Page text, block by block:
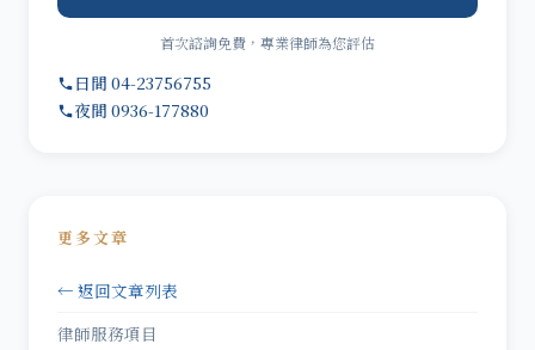
首次諮詢免費，專業律師為您評估
日間 04-23756755
夜間 0936-177880
更多文章
← 返回文章列表
律師服務項目